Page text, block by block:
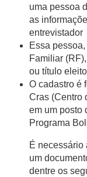
uma pessoa
as
entrevistador
Essa
Familiar
ou título
O cadastro é
Cras (Centro
em um posto
Programa
É necessário
um
dentre os